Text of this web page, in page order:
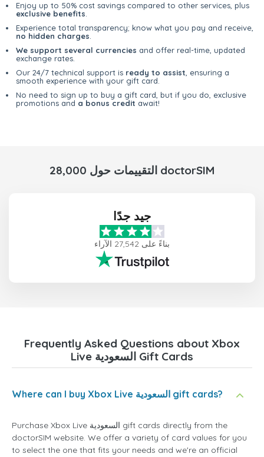
Enjoy up to 50% cost savings compared to other services, plus
exclusive benefits
Experience total transparency; know what you pay and receive,
no hidden charges
We support several currencies and offer real-time, updated
exchange rates.
Our 24/7 technical support is ready to assist , ensuring a
smooth experience with your gift card.
No need to sign up to buy a gift card, but if you do, exclusive
promotions and a bonus credit await!
28,000 التقييمات حول doctorSIM
جيد جدًا
بناءً على 27,542 الآراء
Frequently Asked Questions about Xbox
Live السعودية Gift Cards
Where can I buy Xbox Live السعودية gift cards?
Purchase Xbox Live السعودية gift cards directly from the
doctorSIM website. We offer a variety of card values for you
to select the one that fits your needs and we're an official